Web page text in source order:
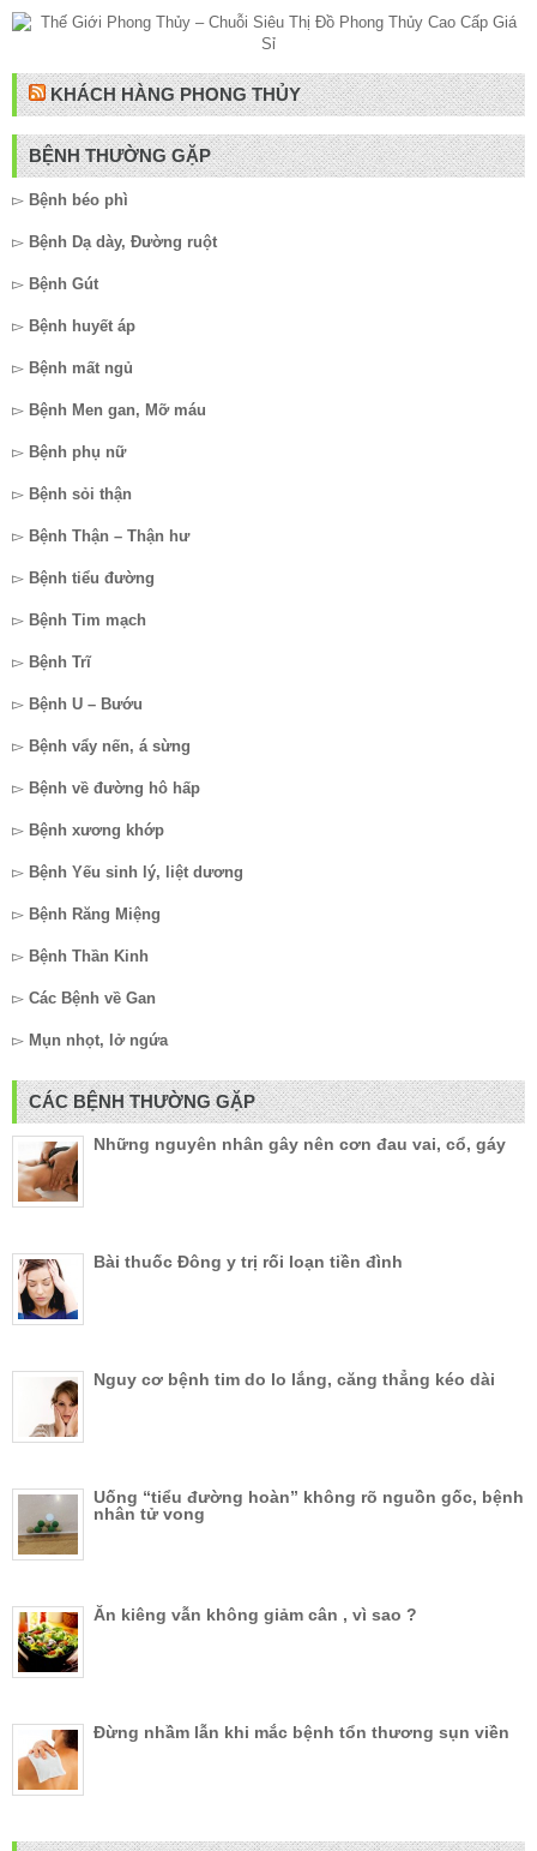
KHÁCH HÀNG PHONG THỦY
BỆNH THƯỜNG GẶP
▻ Bệnh béo phì
▻ Bệnh Dạ dày, Đường ruột
▻ Bệnh Gút
▻ Bệnh huyết áp
▻ Bệnh mất ngủ
▻ Bệnh Men gan, Mỡ máu
▻ Bệnh phụ nữ
▻ Bệnh sỏi thận
▻ Bệnh Thận – Thận hư
▻ Bệnh tiểu đường
▻ Bệnh Tim mạch
▻ Bệnh Trĩ
▻ Bệnh U – Bướu
▻ Bệnh vẩy nến, á sừng
▻ Bệnh về đường hô hấp
▻ Bệnh xương khớp
▻ Bệnh Yếu sinh lý, liệt dương
▻ Bệnh Răng Miệng
▻ Bệnh Thần Kinh
▻ Các Bệnh về Gan
▻ Mụn nhọt, lở ngứa
CÁC BỆNH THƯỜNG GẶP
Những nguyên nhân gây nên cơn đau vai, cổ, gáy
Bài thuốc Đông y trị rối loạn tiền đình
Nguy cơ bệnh tim do lo lắng, căng thẳng kéo dài
Uống “tiểu đường hoàn” không rõ nguồn gốc, bệnh
nhân tử vong
Ăn kiêng vẫn không giảm cân , vì sao ?
Đừng nhầm lẫn khi mắc bệnh tổn thương sụn viền